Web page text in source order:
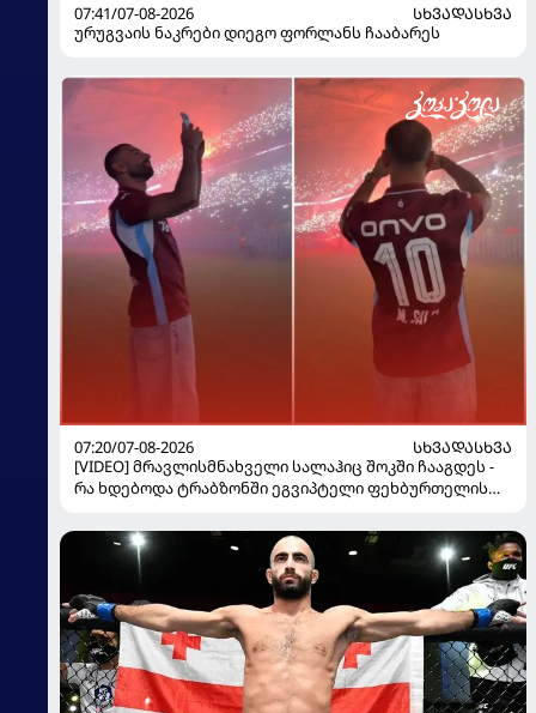
07:41/07-08-2026
ᲡᲮᲕᲐᲓᲐᲡᲮᲕᲐ
ურუგვაის ნაკრები დიეგო ფორლანს ჩააბარეს
07:20/07-08-2026
ᲡᲮᲕᲐᲓᲐᲡᲮᲕᲐ
[VIDEO] მრავლისმნახველი სალაჰიც შოკში ჩააგდეს -
რა ხდებოდა ტრაბზონში ეგვიპტელი ფეხბურთელის